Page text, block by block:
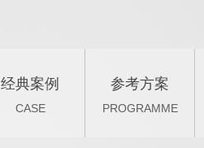
经典案例
CASE
参考方案
PROGRAMME